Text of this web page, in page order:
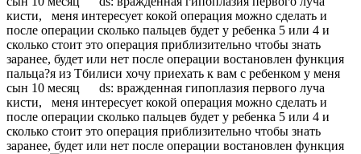
кисти, меня интересует кокой операция можно сделать и
после операции сколько пальцев будет у ребенка 5 или 4 и
сколько стоит это операция приблизительно чтобы знать
заранее, будет или нет после операции востановлен функция
пальца?я из Тбилиси хочу приехать к вам с ребенком у меня
сын 10 месяц ds: вражденная гипоплазия первого луча
кисти, меня интересует кокой операция можно сделать и
после операции сколько пальцев будет у ребенка 5 или 4 и
сколько стоит это операция приблизительно чтобы знать
заранее, будет или нет после операции востановлен функция